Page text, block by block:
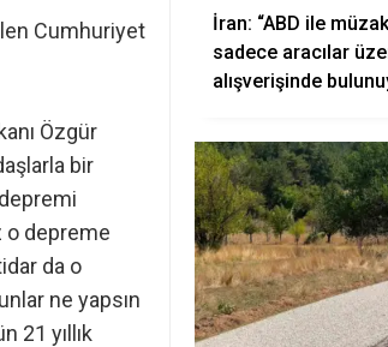
Cumhuriyet
Özgür
bir
o depreme
da o
ne yapsın
21 yıllık
İran: “ABD ile
sadece aracılar
alışverişinde